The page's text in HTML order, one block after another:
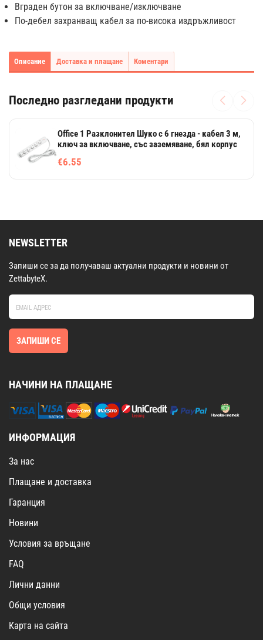
Вграден бутон за включване/изключване
По-дебел захранващ кабел за по-висока издръжливост
Описание Доставка и плащане Коментари
Последно разгледани продукти
Office 1 Разклонител Шуко с 6 гнезда - кабел 3 м,
ключ за включване, със заземяване, бял корпус
€6.55
NEWSLETTER
Запиши се за да получаваш актуални продукти и новини от
ZettabyteX.
ЗАПИШИ СЕ
НАЧИНИ НА ПЛАЩАНЕ
ИНФОРМАЦИЯ
За нас
Плащане и доставка
Гаранция
Новини
Условия за връщане
FAQ
Лични данни
Общи условия
Карта на сайта